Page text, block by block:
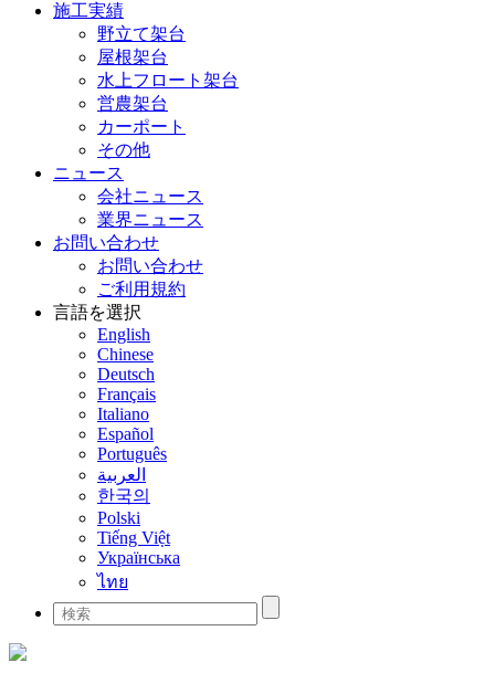
施工実績
野立て架台
屋根架台
水上フロート架台
営農架台
カーポート
その他
ニュース
会社ニュース
業界ニュース
お問い合わせ
お問い合わせ
ご利用規約
言語を選択
English
Chinese
Deutsch
Français
Italiano
Español
Português
العربية
한국의
Polski
Tiếng Việt
Українська
ไทย